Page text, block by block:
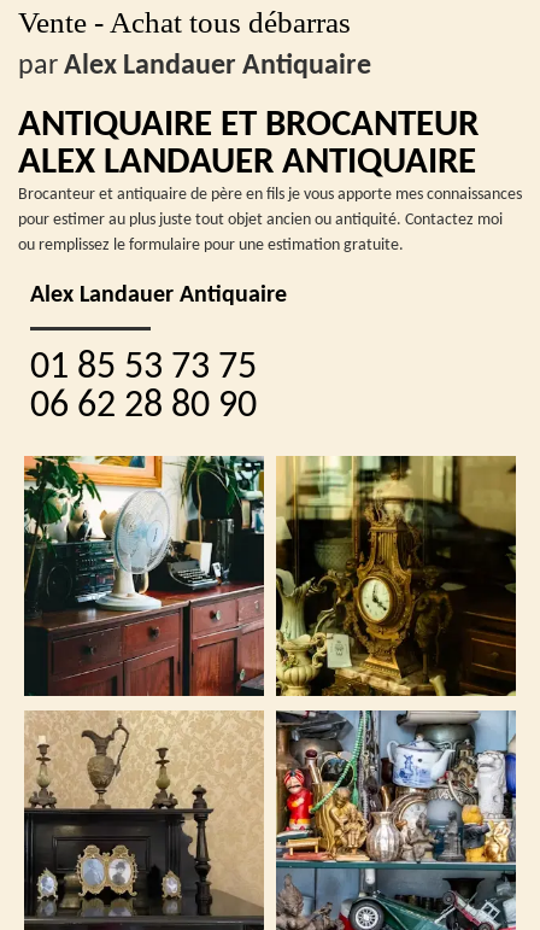
Vente - Achat tous débarras
par Alex Landauer Antiquaire
ANTIQUAIRE ET BROCANTEUR
ALEX LANDAUER ANTIQUAIRE
Brocanteur et antiquaire de père en fils je vous apporte mes connaissances
pour estimer au plus juste tout objet ancien ou antiquité. Contactez moi
ou remplissez le formulaire pour une estimation gratuite.
Alex Landauer Antiquaire
01 85 53 73 75
06 62 28 80 90